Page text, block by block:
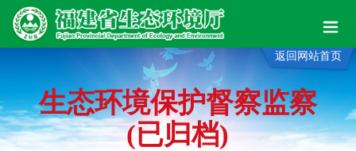
生态环境保护督察监察
(已归档)
返回网站首页